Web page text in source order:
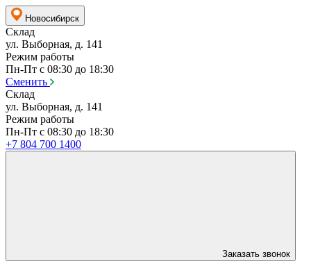
Новосибирск
Склад
ул. Выборная, д. 141
Режим работы
Пн-Пт с 08:30 до 18:30
Сменить
Склад
ул. Выборная, д. 141
Режим работы
Пн-Пт с 08:30 до 18:30
+7 804 700 1400
Заказать звонок